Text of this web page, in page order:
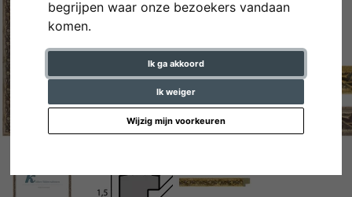
begrijpen waar onze bezoekers vandaan
komen.
Ik ga akkoord
Ik weiger
Wijzig mijn voorkeuren